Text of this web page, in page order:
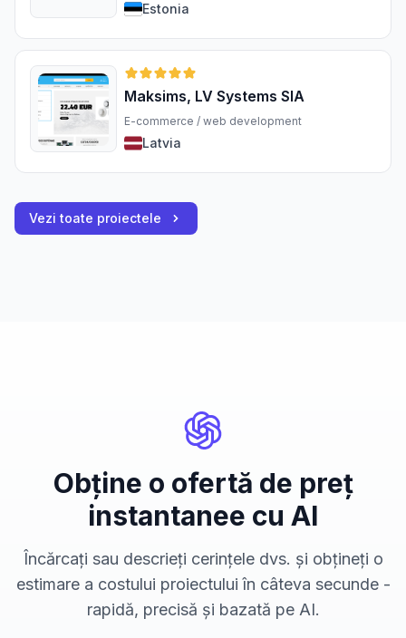
Estonia
Maksims, LV Systems SIA
E-commerce / web development
Latvia
Vezi toate proiectele
Obține o ofertă de preț
instantanee cu AI
Încărcați sau descrieți cerințele dvs. și obțineți o
estimare a costului proiectului în câteva secunde -
rapidă, precisă și bazată pe AI.